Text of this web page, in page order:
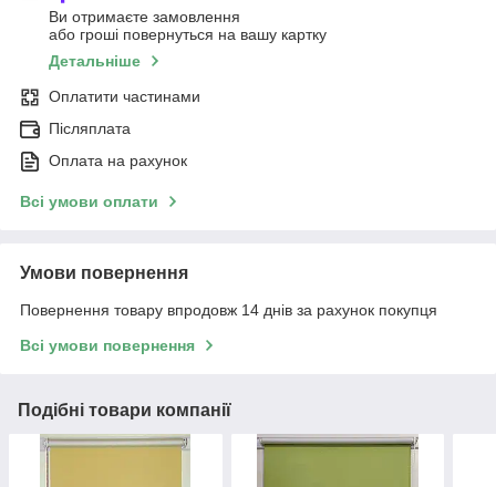
Ви отримаєте замовлення
або гроші повернуться на вашу картку
Детальніше
Оплатити частинами
Післяплата
Оплата на рахунок
Всі умови оплати
Умови повернення
Повернення товару впродовж 14 днів за рахунок покупця
Всі умови повернення
Подібні товари компанії